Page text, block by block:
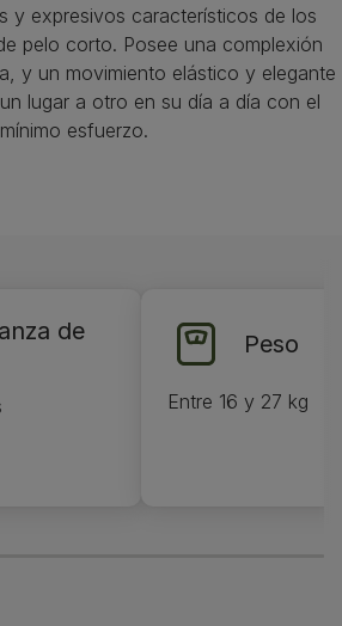
y expresivos característicos de los
pelo corto. Posee una complexión
y un movimiento elástico y elegante
lugar a otro en su día a día con el
mínimo esfuerzo.
de
Peso
Entre 16 y 27 kg